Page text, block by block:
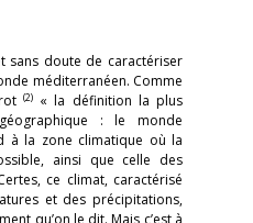
sans doute de caractériser
méditerranéen. Comme
(2) « la définition la plus
: le monde
à la zone climatique où la
ainsi que celle des
ce climat, caractérisé
et des précipitations,